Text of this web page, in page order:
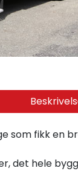
som fikk en
det hele